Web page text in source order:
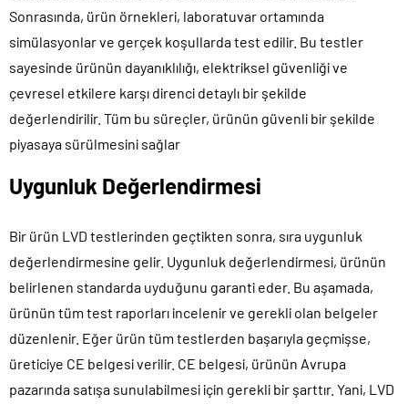
Sonrasında, ürün örnekleri, laboratuvar ortamında
simülasyonlar ve gerçek koşullarda test edilir. Bu testler
sayesinde ürünün dayanıklılığı, elektriksel güvenliği ve
çevresel etkilere karşı direnci detaylı bir şekilde
değerlendirilir. Tüm bu süreçler, ürünün güvenli bir şekilde
piyasaya sürülmesini sağlar
Uygunluk Değerlendirmesi
Bir ürün LVD testlerinden geçtikten sonra, sıra uygunluk
değerlendirmesine gelir. Uygunluk değerlendirmesi, ürünün
belirlenen standarda uyduğunu garanti eder. Bu aşamada,
ürünün tüm test raporları incelenir ve gerekli olan belgeler
düzenlenir. Eğer ürün tüm testlerden başarıyla geçmişse,
üreticiye CE belgesi verilir. CE belgesi, ürünün Avrupa
pazarında satışa sunulabilmesi için gerekli bir şarttır. Yani, LVD